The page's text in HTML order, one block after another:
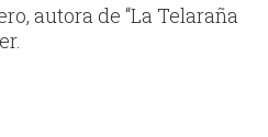
autora de “La Telaraña